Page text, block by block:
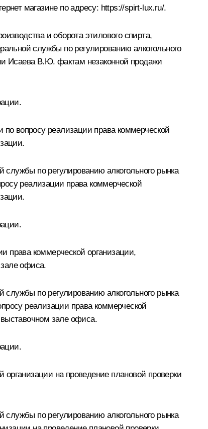
магазине по адресу: https://spirt-lux.ru/.
и оборота этилового спирта,
службы по регулированию алкогольного
Исаева В.Ю. фактам незаконной продажи
по вопросу реализации права коммерческой
по регулированию алкогольного рынка
реализации права коммерческой
права коммерческой организации,
офиса.
по регулированию алкогольного рынка
реализации права коммерческой
зале офиса.
на проведение плановой проверки
по регулированию алкогольного рынка